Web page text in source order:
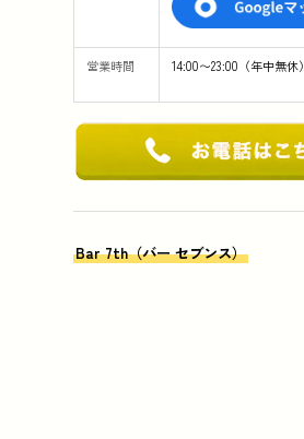
営業時間 14:00〜23:00（年中無休）
Bar 7th（バー セブンス）